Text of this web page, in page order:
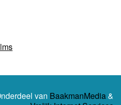
van BaakmanMedia&